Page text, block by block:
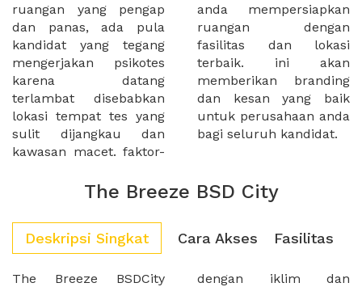
ruangan yang pengap
dan panas, ada pula
kandidat yang tegang
mengerjakan psikotes
karena datang
terlambat disebabkan
lokasi tempat tes yang
sulit dijangkau dan
kawasan macet. faktor-
anda mempersiapkan
ruangan dengan
fasilitas dan lokasi
terbaik. ini akan
memberikan branding
dan kesan yang baik
untuk perusahaan anda
bagi seluruh kandidat.
The Breeze BSD City
Deskripsi Singkat Cara Akses Fasilitas
The Breeze BSDCity
dengan iklim dan